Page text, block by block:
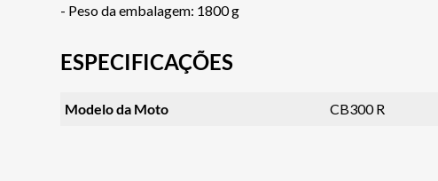
- Peso da embalagem: 1800 g
ESPECIFICAÇÕES
Modelo da Moto CB300 R